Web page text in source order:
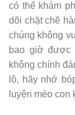
có thể khám
dõi chặt chẽ
chúng không
bao giờ được
không chính
lộ, hãy nhớ
luyện mèo con